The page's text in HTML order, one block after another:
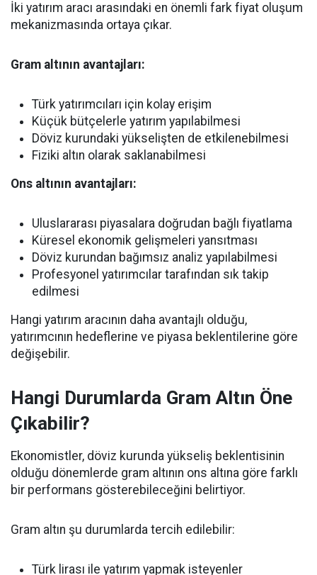
İki yatırım aracı arasındaki en önemli fark fiyat oluşum
mekanizmasında ortaya çıkar.
Gram altının avantajları:
Türk yatırımcıları için kolay erişim
Küçük bütçelerle yatırım yapılabilmesi
Döviz kurundaki yükselişten de etkilenebilmesi
Fiziki altın olarak saklanabilmesi
Ons altının avantajları:
Uluslararası piyasalara doğrudan bağlı fiyatlama
Küresel ekonomik gelişmeleri yansıtması
Döviz kurundan bağımsız analiz yapılabilmesi
Profesyonel yatırımcılar tarafından sık takip
edilmesi
Hangi yatırım aracının daha avantajlı olduğu,
yatırımcının hedeflerine ve piyasa beklentilerine göre
değişebilir.
Hangi Durumlarda Gram Altın Öne
Çıkabilir?
Ekonomistler, döviz kurunda yükseliş beklentisinin
olduğu dönemlerde gram altının ons altına göre farklı
bir performans gösterebileceğini belirtiyor.
Gram altın şu durumlarda tercih edilebilir:
Türk lirası ile yatırım yapmak isteyenler